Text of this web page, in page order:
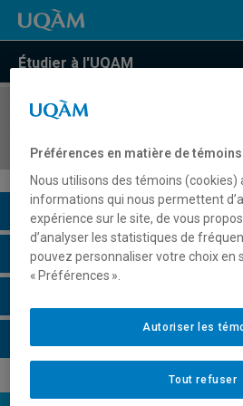
Étudier à l'UQAM
COURS//
Description du cours
Horaire - Été 2026
Préférences en matière de témoins
Nous utilisons des témoins (cookies)
informations qui nous permettent
expérience sur le site, de vous
d’analyser les statistiques de
pouvez personnaliser votre choix en
« Préférences ».
Tout refuser
Autoriser les